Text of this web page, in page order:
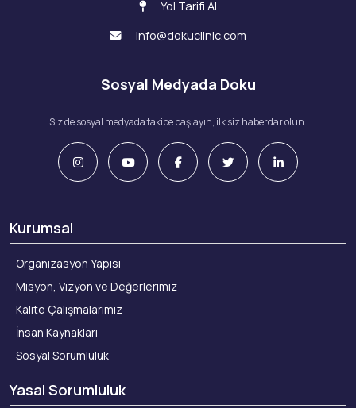
Yol Tarifi Al
info@dokuclinic.com
Sosyal Medyada Doku
Siz de sosyal medyada takibe başlayın, ilk siz haberdar olun.
Kurumsal
Organizasyon Yapısı
Misyon, Vizyon ve Değerlerimiz
Kalite Çalışmalarımız
İnsan Kaynakları
Sosyal Sorumluluk
Yasal Sorumluluk